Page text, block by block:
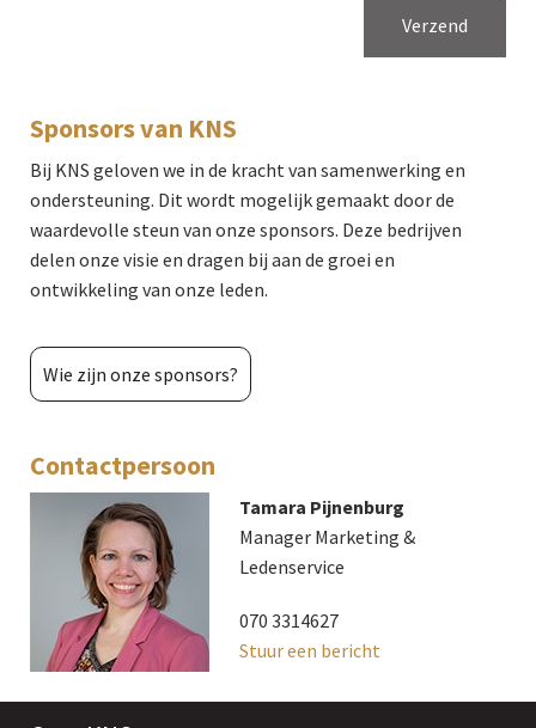
Verzend
Sponsors van KNS
Bij KNS geloven we in de kracht van samenwerking en
ondersteuning. Dit wordt mogelijk gemaakt door de
waardevolle steun van onze sponsors. Deze bedrijven
delen onze visie en dragen bij aan de groei en
ontwikkeling van onze leden.
Wie zijn onze sponsors?
Contactpersoon
Tamara Pijnenburg
Manager Marketing &
Ledenservice
070 3314627
Stuur een bericht